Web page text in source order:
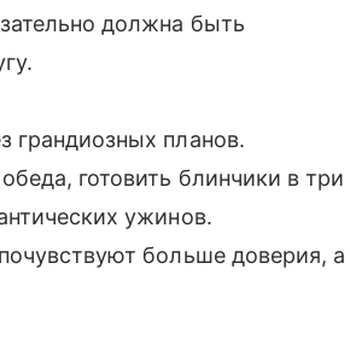
должна быть
грандиозных планов.
готовить блинчики в три
ужинов.
больше доверия, а